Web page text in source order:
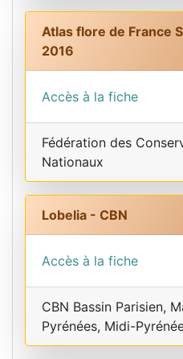
Atlas flore de France
2016
Accès à la fiche
Fédération des
Nationaux
Lobelia - CBN
Accès à la fiche
CBN Bassin Parisien,
Pyrénées, Midi-